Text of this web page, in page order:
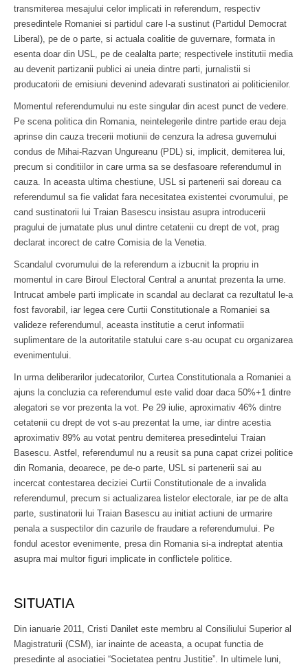
transmiterea mesajului celor implicati in referendum, respectiv
presedintele Romaniei si partidul care l-a sustinut (Partidul Democrat
Liberal), pe de o parte, si actuala coalitie de guvernare, formata in
esenta doar din USL, pe de cealalta parte; respectivele institutii media
au devenit partizanii publici ai uneia dintre parti, jurnalistii si
producatorii de emisiuni devenind adevarati sustinatori ai politicienilor.
Momentul referendumului nu este singular din acest punct de vedere.
Pe scena politica din Romania, neintelegerile dintre partide erau deja
aprinse din cauza trecerii motiunii de cenzura la adresa guvernului
condus de Mihai-Razvan Ungureanu (PDL) si, implicit, demiterea lui,
precum si conditiilor in care urma sa se desfasoare referendumul in
cauza. In aceasta ultima chestiune, USL si partenerii sai doreau ca
referendumul sa fie validat fara necesitatea existentei cvorumului, pe
cand sustinatorii lui Traian Basescu insistau asupra introducerii
pragului de jumatate plus unul dintre cetatenii cu drept de vot, prag
declarat incorect de catre Comisia de la Venetia.
Scandalul cvorumului de la referendum a izbucnit la propriu in
momentul in care Biroul Electoral Central a anuntat prezenta la urne.
Intrucat ambele parti implicate in scandal au declarat ca rezultatul le-a
fost favorabil, iar legea cere Curtii Constitutionale a Romaniei sa
valideze referendumul, aceasta institutie a cerut informatii
suplimentare de la autoritatile statului care s-au ocupat cu organizarea
evenimentului.
In urma deliberarilor judecatorilor, Curtea Constitutionala a Romaniei a
ajuns la concluzia ca referendumul este valid doar daca 50%+1 dintre
alegatori se vor prezenta la vot. Pe 29 iulie, aproximativ 46% dintre
cetatenii cu drept de vot s-au prezentat la urne, iar dintre acestia
aproximativ 89% au votat pentru demiterea presedintelui Traian
Basescu. Astfel, referendumul nu a reusit sa puna capat crizei politice
din Romania, deoarece, pe de-o parte, USL si partenerii sai au
incercat contestarea deciziei Curtii Constitutionale de a invalida
referendumul, precum si actualizarea listelor electorale, iar pe de alta
parte, sustinatorii lui Traian Basescu au initiat actiuni de urmarire
penala a suspectilor din cazurile de fraudare a referendumului. Pe
fondul acestor evenimente, presa din Romania si-a indreptat atentia
asupra mai multor figuri implicate in conflictele politice.
SITUATIA
Din ianuarie 2011, Cristi Danilet este membru al Consiliului Superior al
Magistraturii (CSM), iar inainte de aceasta, a ocupat functia de
presedinte al asociatiei “Societatea pentru Justitie”. In ultimele luni,